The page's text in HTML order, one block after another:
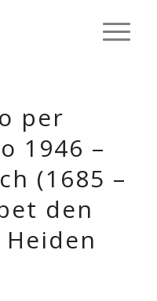
per
1946 –
(1685 –
den